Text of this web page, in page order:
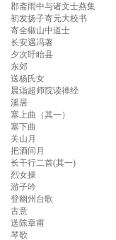
郡斋雨中与诸文士燕集
初发扬子寄元大校书
寄全椒山中道士
长安遇冯著
夕次盱眙县
东郊
送杨氏女
晨诣超师院读禅经
溪居
塞上曲（其一）
塞下曲
关山月
把酒问月
长干行二首(其一)
烈女操
游子吟
登幽州台歌
古意
送陈章甫
琴歌